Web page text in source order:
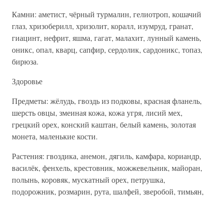
Камни: аметист, чёрный турмалин, гелиотроп, кошачий
глаз, хризоберилл, хризолит, коралл, изумруд, гранат,
гиацинт, нефрит, яшма, гагат, малахит, лунный камень,
оникс, опал, кварц, сапфир, сердолик, сардоникс, топаз,
бирюза.
Здоровье
Предметы: жёлудь, гвоздь из подковы, красная фланель,
шерсть овцы, змеиная кожа, кожа угря, лисий мех,
грецкий орех, конский каштан, белый камень, золотая
монета, маленькие кости.
Растения: гвоздика, анемон, дягиль, камфара, кориандр,
василёк, фенхель, крестовник, можжевельник, майоран,
полынь, коровяк, мускатный орех, петрушка,
подорожник, розмарин, рута, шалфей, зверобой, тимьян,